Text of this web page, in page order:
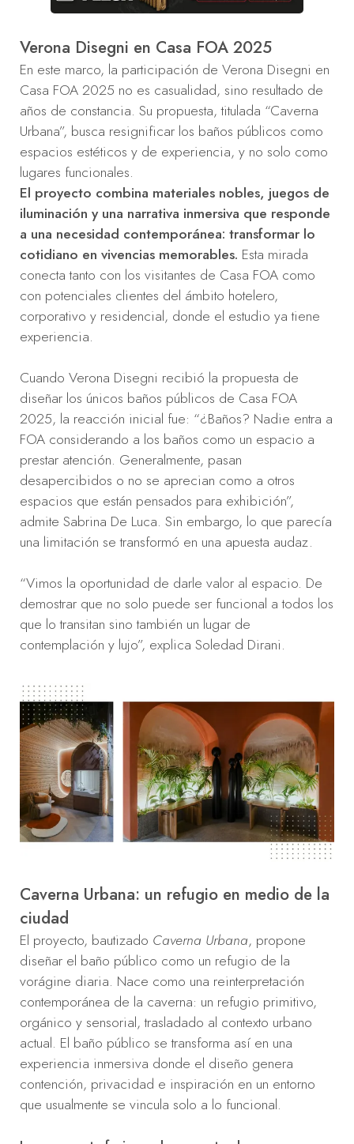
Verona Disegni en Casa FOA 2025
En este marco, la participación de Verona Disegni en
Casa FOA 2025 no es casualidad, sino resultado de
años de constancia. Su propuesta, titulada “Caverna
Urbana”, busca resignificar los baños públicos como
espacios estéticos y de experiencia, y no solo como
lugares funcionales.
El proyecto combina materiales nobles, juegos de
iluminación y una narrativa inmersiva que responde
a una necesidad contemporánea: transformar lo
cotidiano en vivencias memorables. Esta mirada
conecta tanto con los visitantes de Casa FOA como
con potenciales clientes del ámbito hotelero,
corporativo y residencial, donde el estudio ya tiene
experiencia.
Cuando Verona Disegni recibió la propuesta de
diseñar los únicos baños públicos de Casa FOA
2025, la reacción inicial fue: “¿Baños? Nadie entra a
FOA considerando a los baños como un espacio a
prestar atención. Generalmente, pasan
desapercibidos o no se aprecian como a otros
espacios que están pensados para exhibición”,
admite Sabrina De Luca. Sin embargo, lo que parecía
una limitación se transformó en una apuesta audaz.
“Vimos la oportunidad de darle valor al espacio. De
demostrar que no solo puede ser funcional a todos los
que lo transitan sino también un lugar de
contemplación y lujo”, explica Soledad Dirani.
Caverna Urbana: un refugio en medio de la
ciudad
El proyecto, bautizado Caverna Urbana, propone
diseñar el baño público como un refugio de la
vorágine diaria. Nace como una reinterpretación
contemporánea de la caverna: un refugio primitivo,
orgánico y sensorial, trasladado al contexto urbano
actual. El baño público se transforma así en una
experiencia inmersiva donde el diseño genera
contención, privacidad e inspiración en un entorno
que usualmente se vincula solo a lo funcional.